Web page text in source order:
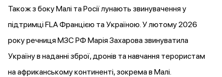
Також з боку Малі та Росіїлунають звинувачення у
підтримці FLA Францією та Україною. У лютому 2026
року речниця МЗС РФ Марія Захарова звинуватила
Україну в наданні зброї, дронів та навчання терористам
на африканському континенті, зокрема в Малі.